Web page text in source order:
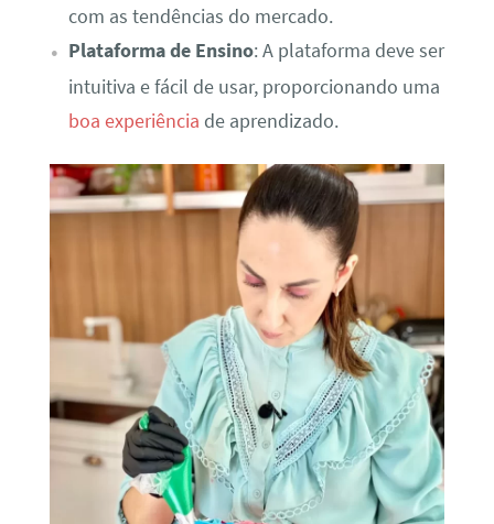
com as tendências do mercado.
Plataforma de Ensino: A plataforma deve ser
intuitiva e fácil de usar, proporcionando uma
boa experiência de aprendizado.